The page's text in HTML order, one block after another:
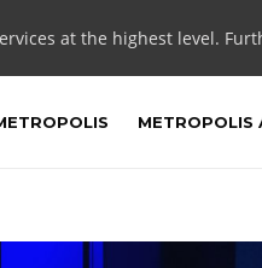
at the highest level.
METROPOLIS